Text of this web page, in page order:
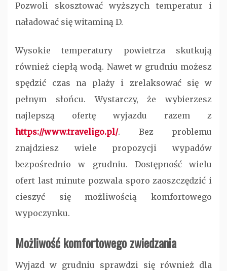
Pozwoli skosztować wyższych temperatur i
naładować się witaminą D.
Wysokie temperatury powietrza skutkują
również ciepłą wodą. Nawet w grudniu możesz
spędzić czas na plaży i zrelaksować się w
pełnym słońcu. Wystarczy, że wybierzesz
najlepszą ofertę wyjazdu razem z
https://www.traveligo.pl/. Bez problemu
znajdziesz wiele propozycji wypadów
bezpośrednio w grudniu. Dostępność wielu
ofert last minute pozwala sporo zaoszczędzić i
cieszyć się możliwością komfortowego
wypoczynku.
Możliwość komfortowego zwiedzania
Wyjazd w grudniu sprawdzi się również dla